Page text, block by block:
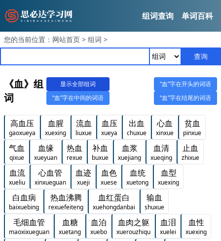
组词查询 单词百科
您的当前位置： 网站首页 > 组词 >
查询
《血》组
词
显示全部组词
“血”字在开头的词语
“血”字在中间的词语
“血”字在结尾的词语
高血压
gaoxueya
血腥
xuexing
流血
liuxue
血压
xueya
出血
chuxue
心血
xinxue
贫血
pinxue
气血
qixue
血缘
xueyuan
热血
rexue
补血
buxue
血浆
xuejiang
血清
xueqing
止血
zhixue
血流
xueliu
心血管
xinxueguan
血迹
xueji
血色
xuese
血统
xuetong
血型
xuexing
白血病
baixuebing
热血沸腾
rexuefeiteng
血红蛋白
xuehongdanbai
输血
shuxue
毛细血管
maoxixueguan
血糖
xuetang
血泊
xuebo
血肉之躯
xuerouzhiqu
血泪
xuelei
血性
xuexing